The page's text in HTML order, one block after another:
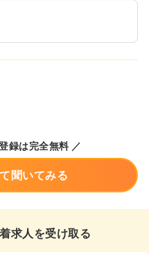
録は完全無料 ／
聞いてみる
求人を受け取る